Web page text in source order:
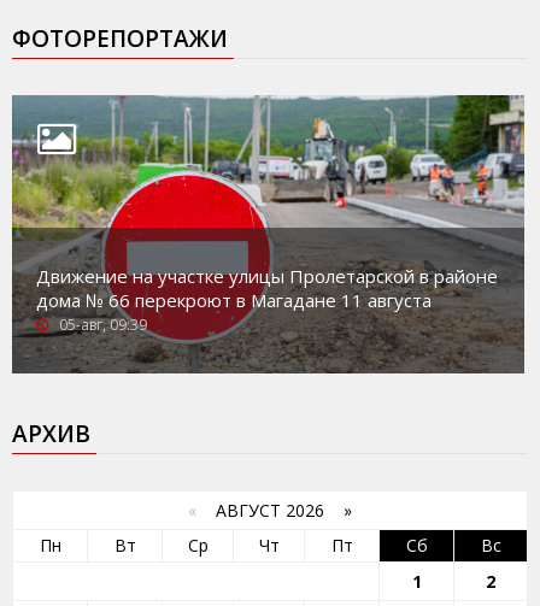
ФОТОРЕПОРТАЖИ
Движение на участке улицы Пролетарской в районе
дома № 66 перекроют в Магадане 11 августа
05-авг, 09:39
АРХИВ
« АВГУСТ 2026 »
Пн
Вт Ср Чт Пт Сб
Вс
1
2